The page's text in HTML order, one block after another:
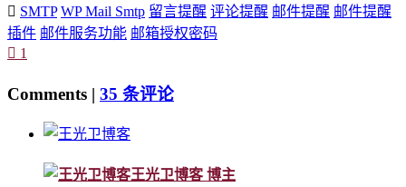
 SMTP WP Mail Smtp 留言提醒 评论提醒 邮件提醒 邮件提醒
插件 邮件服务功能 邮箱授权密码
 1
Comments | 35 条评论
王光卫博客博主